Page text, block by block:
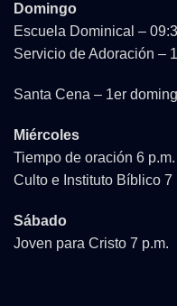
Domingo
Escuela Dominical –
Servicio de Adoración –
Santa Cena – 1er
Miércoles
Tiempo de oración 6 p.m.
Culto e Instituto Bíblico 7
Sábado
Joven para Cristo 7 p.m.